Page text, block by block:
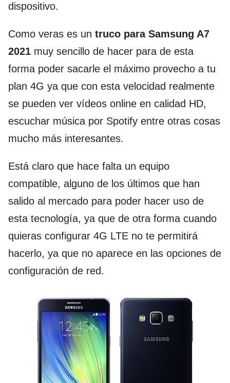
dispositivo.
Como veras es un truco para Samsung A7
2021 muy sencillo de hacer para de esta
forma poder sacarle el máximo provecho a tu
plan 4G ya que con esta velocidad realmente
se pueden ver vídeos online en calidad HD,
escuchar música por Spotify entre otras cosas
mucho más interesantes.
Está claro que hace falta un equipo
compatible, alguno de los últimos que han
salido al mercado para poder hacer uso de
esta tecnología, ya que de otra forma cuando
quieras configurar 4G LTE no te permitirá
hacerlo, ya que no aparece en las opciones de
configuración de red.